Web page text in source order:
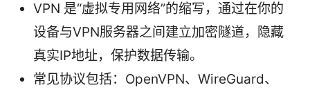
VPN 是“虚拟专用网络”的缩写，通过在你的
设备与VPN服务器之间建立加密隧道，隐藏
真实IP地址，保护数据传输。
常见协议包括：OpenVPN、WireGuard、